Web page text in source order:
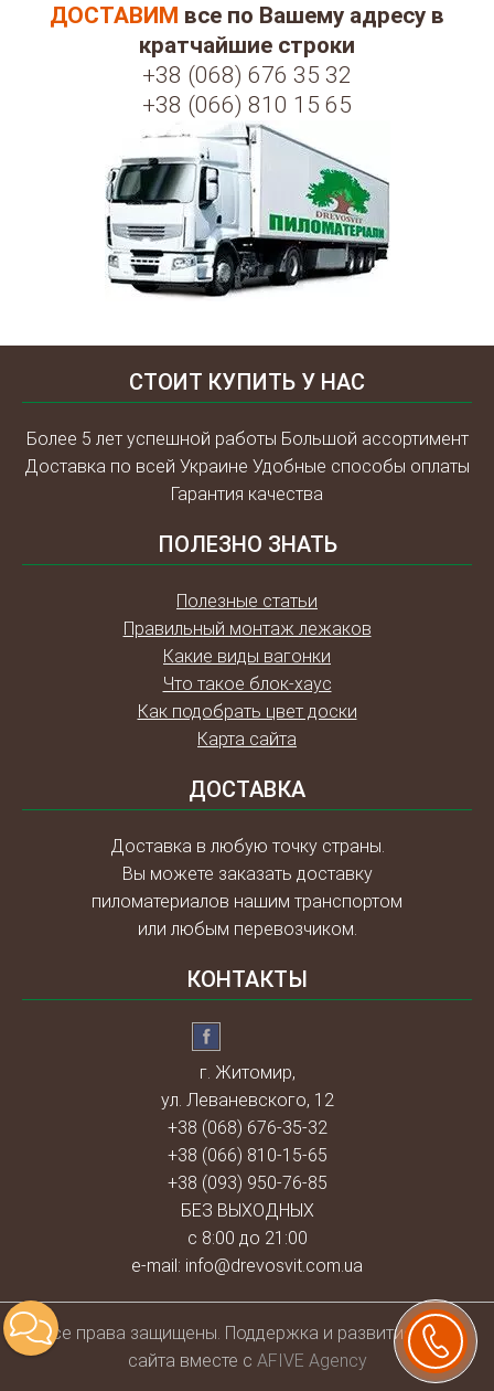
ДОСТАВИМ все по Вашему адресу в
кратчайшие строки
+38 (068) 676 35 32
+38 (066) 810 15 65
СТОИТ КУПИТЬ У НАС
Более 5 лет успешной работы Большой ассортимент
Доставка по всей Украине Удобные способы оплаты
Гарантия качества
ПОЛЕЗНО ЗНАТЬ
Полезные статьи
Правильный монтаж лежаков
Какие виды вагонки
Что такое блок-хаус
Как подобрать цвет доски
Карта сайта
ДОСТАВКА
Доставка в любую точку страны.
Вы можете заказать доставку
пиломатериалов нашим транспортом
или любым перевозчиком.
КОНТАКТЫ
г. Житомир,
ул. Леваневского, 12
+38 (068) 676-35-32
+38 (066) 810-15-65
+38 (093) 950-76-85
БЕЗ ВЫХОДНЫХ
с 8:00 до 21:00
e-mail: info@drevosvit.com.ua
Всe права защищены. Поддержка и развитие веб-
сайта вместе с AFIVE Agency